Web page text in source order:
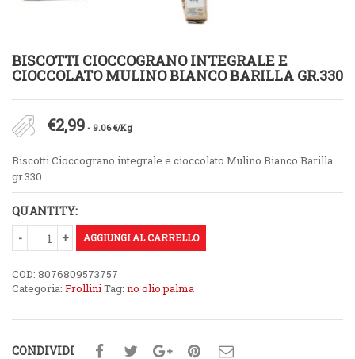
BISCOTTI CIOCCOGRANO INTEGRALE E
CIOCCOLATO MULINO BIANCO BARILLA GR.330
€2,99 - 9.06 €/Kg
Biscotti Cioccograno integrale e cioccolato Mulino Bianco Barilla
gr.330
QUANTITY:
AGGIUNGI AL CARRELLO
COD: 8076809573757
Categoria: FrolliniTag: no olio palma
CONDIVIDI